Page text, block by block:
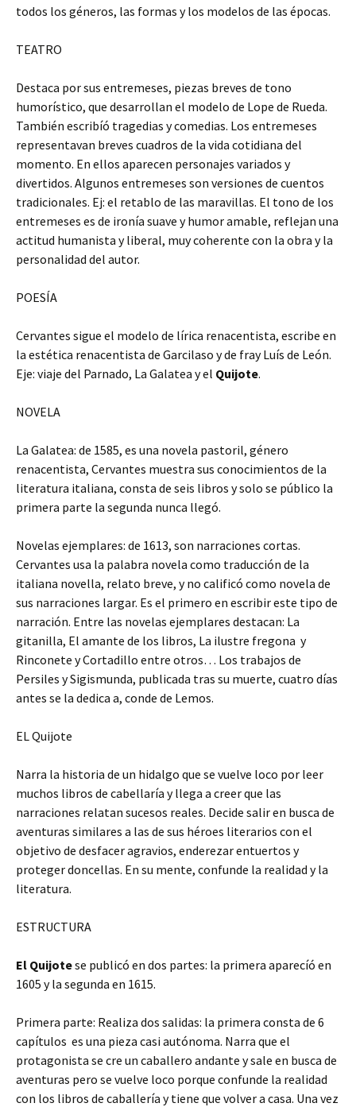
todos los géneros, las formas y los modelos de las épocas.
TEATRO
Destaca por sus entremeses, piezas breves de tono
humorístico, que desarrollan el modelo de Lope de Rueda.
También escribíó tragedias y comedias. Los entremeses
representavan breves cuadros de la vida cotidiana del
momento. En ellos aparecen personajes variados y
divertidos. Algunos entremeses son versiones de cuentos
tradicionales. Ej: el retablo de las maravillas. El tono de los
entremeses es de ironía suave y humor amable, reflejan una
actitud humanista y liberal, muy coherente con la obra y la
personalidad del autor.
POESÍA
Cervantes sigue el modelo de lírica renacentista, escribe en
la estética renacentista de Garcilaso y de fray Luís de León.
Eje: viaje del Parnado, La Galatea y el Quijote.
NOVELA
La Galatea: de 1585, es una novela pastoril, género
renacentista, Cervantes muestra sus conocimientos de la
literatura italiana, consta de seis libros y solo se público la
primera parte la segunda nunca llegó.
Novelas ejemplares: de 1613, son narraciones cortas.
Cervantes usa la palabra novela como traducción de la
italiana novella, relato breve, y no calificó como novela de
sus narraciones largar. Es el primero en escribir este tipo de
narración. Entre las novelas ejemplares destacan: La
gitanilla, El amante de los libros, La ilustre fregona y
Rinconete y Cortadillo entre otros… Los trabajos de
Persiles y Sigismunda, publicada tras su muerte, cuatro días
antes se la dedica a, conde de Lemos.
EL Quijote
Narra la historia de un hidalgo que se vuelve loco por leer
muchos libros de cabellaría y llega a creer que las
narraciones relatan sucesos reales. Decide salir en busca de
aventuras similares a las de sus héroes literarios con el
objetivo de desfacer agravios, enderezar entuertos y
proteger doncellas. En su mente, confunde la realidad y la
literatura.
ESTRUCTURA
El Quijotese publicó en dos partes: la primera aparecíó en
1605 y la segunda en 1615.
Primera parte: Realiza dos salidas: la primera consta de 6
capítulos es una pieza casi autónoma. Narra que el
protagonista se cre un caballero andante y sale en busca de
aventuras pero se vuelve loco porque confunde la realidad
con los libros de caballería y tiene que volver a casa. Una vez